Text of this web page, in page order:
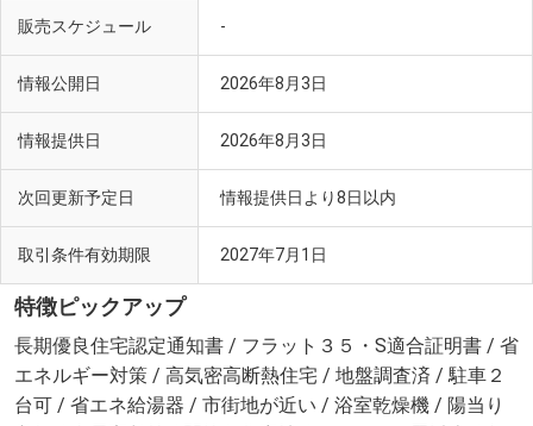
販売スケジュール -
情報公開日 2026年8月3日
情報提供日 2026年8月3日
次回更新予定日 情報提供日より8日以内
取引条件有効期限 2027年7月1日
特徴ピックアップ
長期優良住宅認定通知書 / フラット３５・S適合証明書 / 省
エネルギー対策 / 高気密高断熱住宅 / 地盤調査済 / 駐車２
台可 / 省エネ給湯器 / 市街地が近い / 浴室乾燥機 / 陽当り